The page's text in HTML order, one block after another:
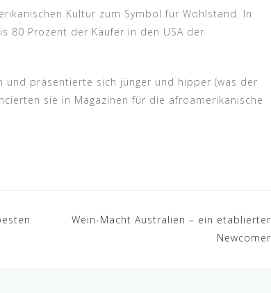
Kultur zum Symbol für Wohlstand. In
80 Prozent der Käufer in den USA der
und präsentierte sich jünger und hipper (was der
sie in Magazinen für die afroamerikanische
Wein-Macht Australien – ein etablierter
Newcomer